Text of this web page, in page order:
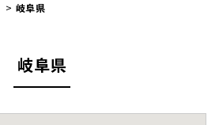
> 岐阜県
岐阜県